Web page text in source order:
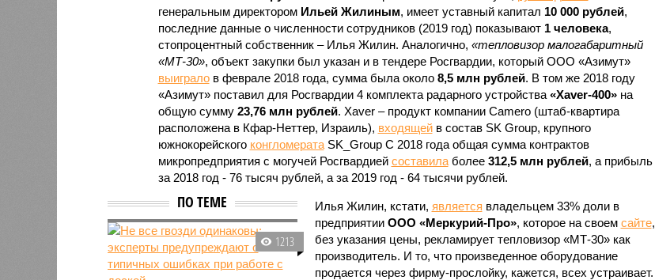
генеральным директором Ильей Жилиным, имеет уставный капитал 10 000 рублей,
последние данные о численности сотрудников (2019 год) показывают 1 человека,
стопроцентный собственник – Илья Жилин. Аналогично, «тепловизор малогабаритный
«МТ-30», объект закупки был указан и в тендере Росгвардии, который ООО «Азимут»
выигралов феврале 2018 года, сумма была около 8,5 млн рублей. В том же 2018 году
«Азимут» поставил для Росгвардии 4 комплекта радарного устройства «Xaver-400»на
общую сумму 23,76 млн рублей. Xaver – продукт компании Camero (штаб-квартира
расположена в Кфар-Неттер, Израиль), входящейв состав SK Group, крупного
южнокорейского конгломератаSK_Group С 2018 года общая сумма контрактов
микропредприятия с могучей Росгвардией составилаболее 312,5 млн рублей, а прибыль
за 2018 год - 76 тысяч рублей, а за 2019 год - 64 тысячи рублей.
ПО ТЕМЕ
1213
Илья Жилин, кстати, является владельцем 33% доли в
предприятии ООО «Меркурий-Про», которое на своем сайте,
без указания цены, рекламирует тепловизор «МТ-30» как
производитель. И то, что произведенное оборудование
продается через фирму-прослойку, кажется, всех устраивает.